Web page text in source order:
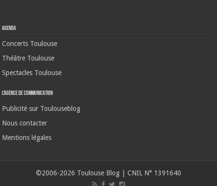
Agenda
Concerts Toulouse
Théâtre Toulouse
Spectacles Toulouse
L’agence de communication
Publicité sur Toulouseblog
Nous contacter
Mentions légales
©2006-2026 Toulouse Blog | CNIL N° 1391640